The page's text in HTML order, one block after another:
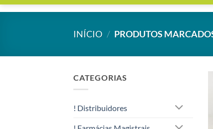
INÍCIO / PRODUTOS
CATEGORIAS
! Distribuidores